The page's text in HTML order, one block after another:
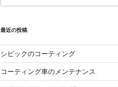
最近の投稿
シビックのコーティング
コーティング車のメンテナンス